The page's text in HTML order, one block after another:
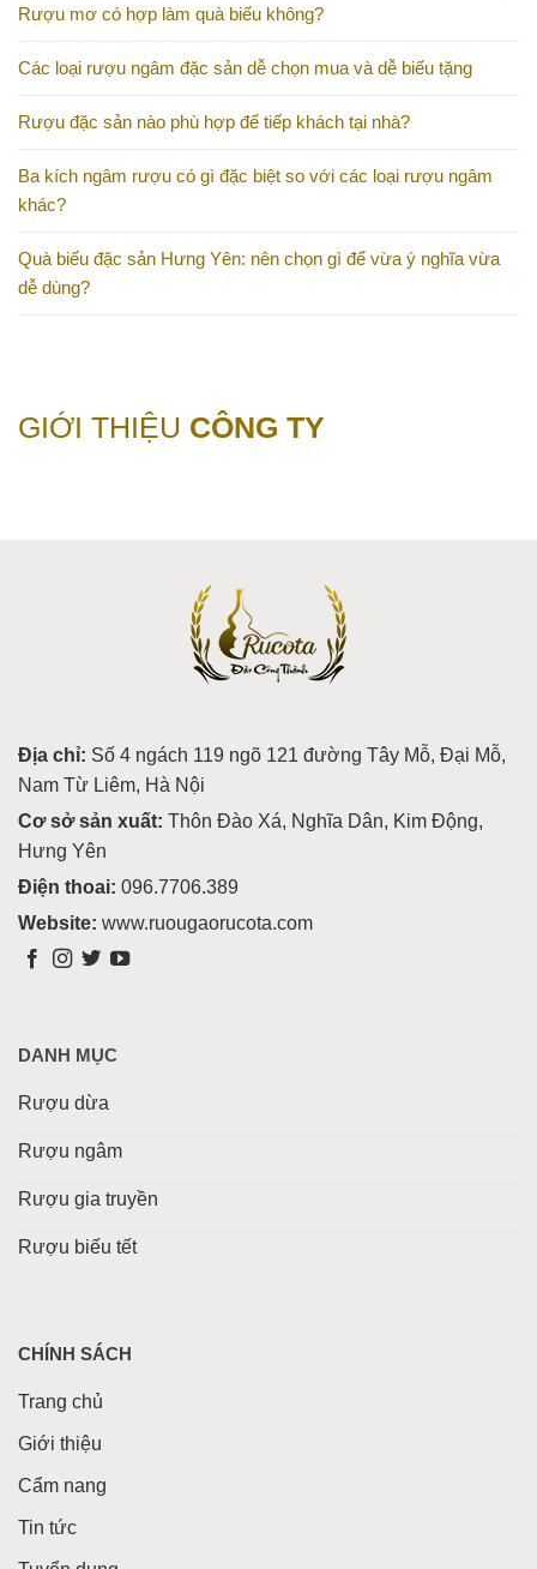
Rượu mơ có hợp làm quà biếu không?
Các loại rượu ngâm đặc sản dễ chọn mua và dễ biếu tặng
Rượu đặc sản nào phù hợp để tiếp khách tại nhà?
Ba kích ngâm rượu có gì đặc biệt so với các loại rượu ngâm
khác?
Quà biếu đặc sản Hưng Yên: nên chọn gì để vừa ý nghĩa vừa
dễ dùng?
GIỚI THIỆU CÔNG TY
Địa chỉ: Số 4 ngách 119 ngõ 121 đường Tây Mỗ, Đại Mỗ,
Nam Từ Liêm, Hà Nội
Cơ sở sản xuất: Thôn Đào Xá, Nghĩa Dân, Kim Động,
Hưng Yên
Điện thoai: 096.7706.389
Website: www.ruougaorucota.com
DANH MỤC
Rượu dừa
Rượu ngâm
Rượu gia truyền
Rượu biếu tết
CHÍNH SÁCH
Trang chủ
Giới thiệu
Cẩm nang
Tin tức